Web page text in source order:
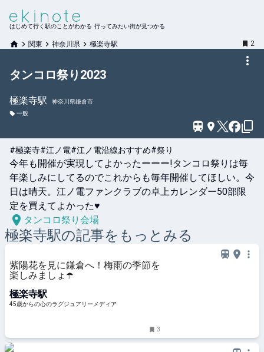
はじめて行く駅のことがわかる 行ってみたい街が見つかる
関東 神奈川県 極楽寺駅 2
タンコロ祭り2023
極楽寺駅
神奈川県鎌倉市
一般
#極楽寺#江ノ電#江ノ電沿線おすすめ#祭り
今年も開催が実現してよかったーーー!タンコロ祭りは毎
年楽しみにしてるのでこれからも毎年開催してほしい。今
日は晴天。江ノ電ファンクラブの卓上カレンダー50部限
定を買えてよかった♥
タンコロ祭り会場
極楽寺駅の記事をもっとみる
紫陽花を見に鎌倉へ！梅雨の季節を
楽しみましょ☂️
極楽寺駅
45歳からの心のラグジュアリーメディア
3